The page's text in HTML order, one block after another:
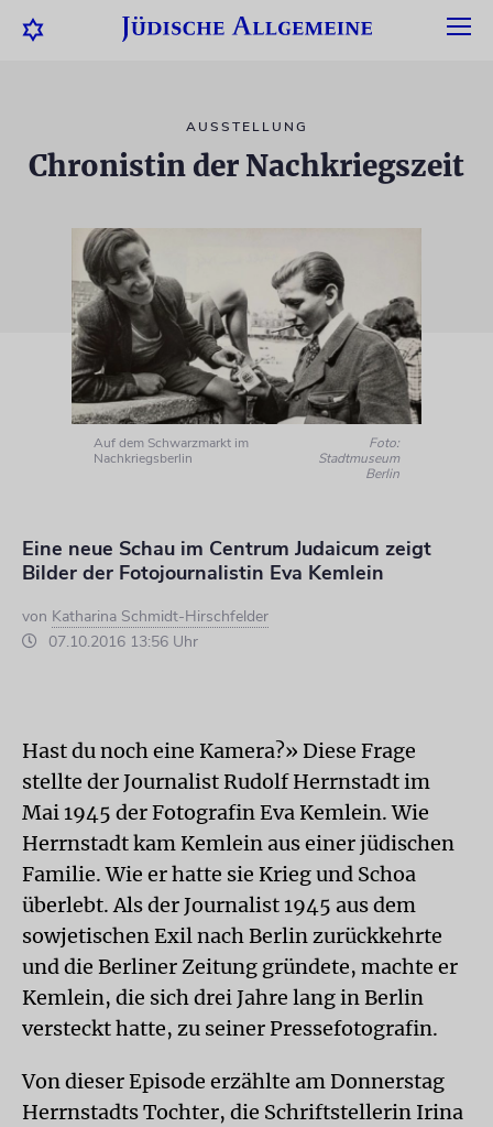
AUSSTELLUNG
Chronistin der Nachkriegszeit
Auf dem Schwarzmarkt im
Nachkriegsberlin
Foto:
Stadtmuseum
Berlin
Eine neue Schau im Centrum Judaicum zeigt
Bilder der Fotojournalistin Eva Kemlein
von Katharina Schmidt-Hirschfelder
07.10.2016 13:56 Uhr
Hast du noch eine Kamera?» Diese Frage
stellte der Journalist Rudolf Herrnstadt im
Mai 1945 der Fotografin Eva Kemlein. Wie
Herrnstadt kam Kemlein aus einer jüdischen
Familie. Wie er hatte sie Krieg und Schoa
überlebt. Als der Journalist 1945 aus dem
sowjetischen Exil nach Berlin zurückkehrte
und die Berliner Zeitung gründete, machte er
Kemlein, die sich drei Jahre lang in Berlin
versteckt hatte, zu seiner Pressefotografin.
Von dieser Episode erzählte am Donnerstag
Herrnstadts Tochter, die Schriftstellerin Irina